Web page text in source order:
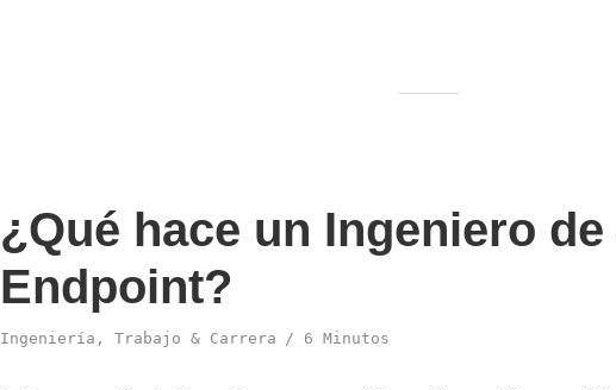
¿Qué hace un Ingeniero
Endpoint?
Ingeniería , Trabajo & Carrera 6 Minutos